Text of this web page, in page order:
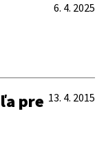
6. 4. 2025
pre 13. 4. 2015